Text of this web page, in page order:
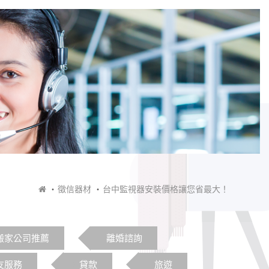
徵信器材 台中監視器安裝價格讓您省最大！
家公司推薦 離婚諮詢
服務 貸款 旅遊